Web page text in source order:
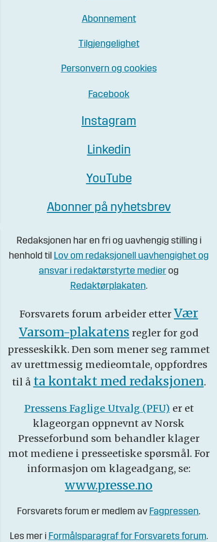
Abonnement
Tilgjengelighet
Personvern og cookies
Facebook
Instagram
Linkedin
YouTube
Abonner på nyhetsbrev
Redaksjonen har en fri og uavhengig stilling i
henhold til Lov om redaksjonell uavhengighet og
ansvar i redaktørstyrte medier og
Redaktørplakaten.
Forsvarets forum arbeider etter Vær
Varsom-plakatens regler for god
presseskikk. Den som mener seg rammet
av urettmessig medieomtale, oppfordres
til å ta kontakt med redaksjonen.
Pressens Faglige Utvalg (PFU) er et
klageorgan oppnevnt av Norsk
Presseforbund som behandler klager
mot mediene i presseetiske spørsmål. For
informasjon om klageadgang, se:
www.presse.no
Forsvarets forum er medlem av Fagpressen.
Les mer i Formålsparagraf for Forsvarets forum.